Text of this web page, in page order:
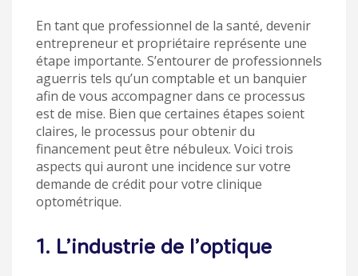
En tant que professionnel de la santé, devenir
entrepreneur et propriétaire représente une
étape importante. S’entourer de professionnels
aguerris tels qu’un comptable et un banquier
afin de vous accompagner dans ce processus
est de mise. Bien que certaines étapes soient
claires, le processus pour obtenir du
financement peut être nébuleux. Voici trois
aspects qui auront une incidence sur votre
demande de crédit pour votre clinique
optométrique.
1. L’industrie de l’optique